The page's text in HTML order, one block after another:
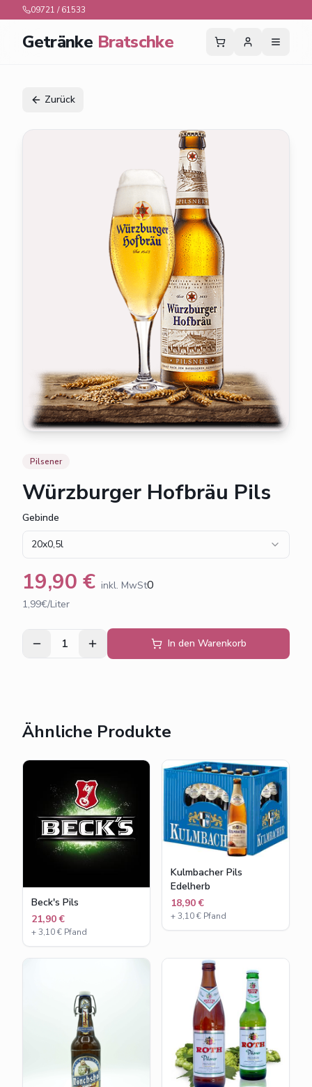
09721 / 61533
Getränke Bratschke
Zurück
Pilsener
Würzburger Hofbräu Pils
Gebinde
20x0,5l
19,90 € inkl. MwSt0
1,99€/Liter
1 In den Warenkorb
Ähnliche Produkte
Beck's Pils
21,90 €
+3,10€ Pfand
Kulmbacher Pils
Edelherb
18,90 €
+3,10€ Pfand